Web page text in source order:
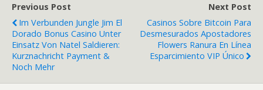
Previous Post
Im Verbunden Jungle Jim El
Dorado Bonus Casino Unter
Einsatz Von Natel Saldieren:
Kurznachricht Payment &
Noch Mehr
Next Post
Casinos Sobre Bitcoin Para
Desmesurados Apostadores
Flowers Ranura En Línea
Esparcimiento VIP Único